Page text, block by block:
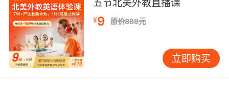
孩子刚建立起来的阅读节奏就被打断了。选定一
套主线教材后，至少坚持三个月再评估效果。三
个月后如果发现孩子确实对这套书提不起兴趣，
那时候再考虑调整也不迟。 教材选对了、方法用
对了，孩子的英语启蒙之路会顺畅很多。当然，
每个孩子的情况都不一样，书单和方法都需要根
五节北美外教直播课
¥9 原价888元
立即购买